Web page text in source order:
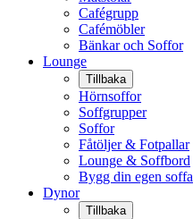
Cafégrupp
Cafémöbler
Bänkar och Soffor
Lounge
Tillbaka
Hörnsoffor
Soffgrupper
Soffor
Fåtöljer & Fotpallar
Lounge & Soffbord
Bygg din egen soffa
Dynor
Tillbaka